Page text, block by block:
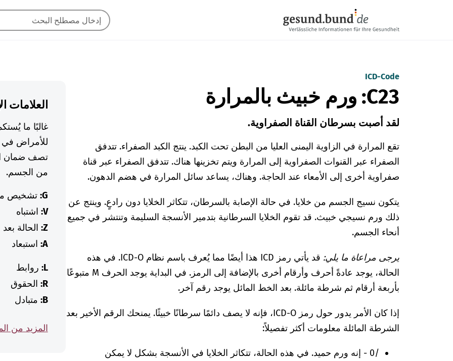
ICD-Code
C23: ورم خبيث بالمرارة
لقد أصبت بسرطان القناة الصفراوية.
تقع المرارة في الزاوية اليمنى العليا من البطن تحت الكبد. ينتج الكبد الصفراء. تتدفق
الصفراء عبر القنوات الصفراوية إلى المرارة ويتم تخزينها هناك. تتدفق الصفراء عبر قناة
صفراوية أخرى إلى الأمعاء عند الحاجة. وهناك، يساعد سائل المرارة في هضم الدهون.
يتكون نسيج الجسم من خلايا. في حالة الإصابة بالسرطان، تتكاثر الخلايا دون رادعٍ. وينتج عن
ذلك ورم نسيجي خبيث. قد تقوم الخلايا السرطانية بتدمير الأنسجة السليمة وتنتشر في جميع
أنحاء الجسم.
يرجى مراعاة ما يلي:
قد يأتي رمز ICD هذا أيضًا مما يُعرف باسم نظام ICD-O. في هذه
الحالة، يوجد عادةً أحرف وأرقام أخرى بالإضافة إلى الرمز. في البداية يوجد الحرف M متبوعًا
بأربعة أرقام ثم شرطة مائلة. بعد الخط المائل يوجد رقم آخر.
إذا كان الأمر يدور حول رمز ICD-O، فإنه لا يصف دائمًا سرطانًا خبيثًا. يمنحك الرقم الأخير بعد
الشرطة المائلة معلومات أكثر تفصيلاً:
/0 - إنه ورم حميد. في هذه الحالة، تتكاثر الخلايا في الأنسجة بشكل لا يمكن
العلامات
غالبًا ما
للأمراض في
تصف ضمان
من الجسم.
G: تشخيص
V: اشتباه
Z: الحالة بعد
A: استبعاد
L: روابط
R: الحقوق
B: متبادل
المزيد من